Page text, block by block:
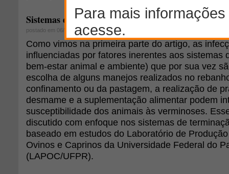
Sistemas de produção e verminose Parte II de II
postado em 06/02/2012
Como vimos na primeira parte do artigo, as
influenciadas por fatores inerentes aos sistemas
bem-estar animal e ambiente) que por sua vez
escolha de alguns manejos realizados no
confinamento ou da pastagem, a realização de
desmame e a suplementação alimentar podem
susceptibilidade dos animais às verminoses.
discutido com enfoque nos sistemas de
baseado em estudos do Laboratório de
Ovinos e Caprinos da Universidade Federal do
(LAPOC/UFPR).